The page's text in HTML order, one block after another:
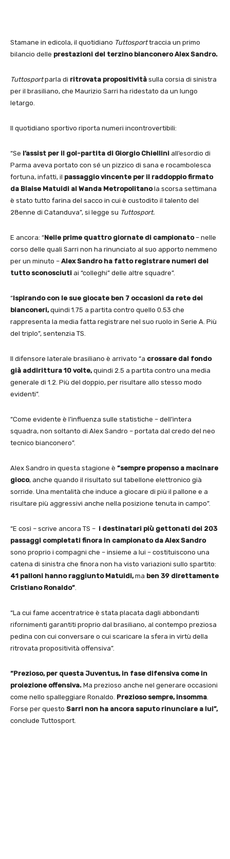
Stamane in edicola, il quotidiano Tuttosporttraccia un primo
bilancio delle prestazioni del terzino bianconero Alex Sandro.
Tuttosportparla di ritrovata propositività sulla corsia di sinistra
per il brasiliano, che Maurizio Sarri ha ridestato da un lungo
letargo.
Il quotidiano sportivo riporta numeri incontrovertibili:
“Se l’assist per il gol-partita di Giorgio Chiellini all’esordio di
Parma aveva portato con sé un pizzico di sana e rocambolesca
fortuna, infatti, il passaggio vincente per il raddoppio firmato
da Blaise Matuidi al Wanda Metropolitanola scorsa settimana
è stato tutto farina del sacco in cui è custodito il talento del
28enne di Catanduva”, si legge su Tuttosport.
E ancora: “Nelle prime quattro giornate di campionato– nelle
corso delle quali Sarri non ha rinunciato al suo apporto nemmeno
per un minuto – Alex Sandro ha fatto registrare numeri del
tutto sconosciuti ai “colleghi” delle altre squadre”.
“Ispirando con le sue giocate ben 7 occasioni da rete dei
bianconeri,quindi 1.75 a partita contro quello 0.53 che
rappresenta la media fatta registrare nel suo ruolo in Serie A. Più
del triplo”, sentenzia TS.
Il difensore laterale brasiliano è arrivato “a crossare dal fondo
già addirittura 10 volte,quindi 2.5 a partita contro una media
generale di 1.2. Più del doppio, per risultare allo stesso modo
evidenti”.
“Come evidente è l’influenza sulle statistiche – dell’intera
squadra, non soltanto di Alex Sandro – portata dal credo del neo
tecnico bianconero”.
Alex Sandro in questa stagione è “sempre propenso a macinare
gioco, anche quando il risultato sul tabellone elettronico già
sorride. Una mentalità che induce a giocare di più il pallone e a
risultare più aggressivi anche nella posizione tenuta in campo”.
“E così – scrive ancora TS – i destinatari più gettonati dei 203
passaggi completati finora in campionato da Alex Sandro
sono proprio i compagni che – insieme a lui – costituiscono una
catena di sinistra che finora non ha visto variazioni sullo spartito:
41 palloni hanno raggiunto Matuidi,ma ben 39 direttamente
Cristiano Ronaldo”
“La cui fame accentratrice è stata placata dagli abbondanti
rifornimenti garantiti proprio dal brasiliano, al contempo preziosa
pedina con cui conversare o cui scaricare la sfera in virtù della
ritrovata propositività offensiva”.
“Prezioso, per questa Juventus, in fase difensiva come in
proiezione offensiva. Ma prezioso anche nel generare occasioni
come nello spalleggiare Ronaldo. Prezioso sempre, insomma
Forse per questo Sarri non ha ancora saputo rinunciare a lui”,
conclude Tuttosport.